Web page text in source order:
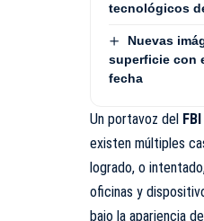
tecnológicos
Nuevas
superficie con
fecha
Un portavoz del FBI
existen múltiples
logrado, o
oficinas y
bajo la apariencia